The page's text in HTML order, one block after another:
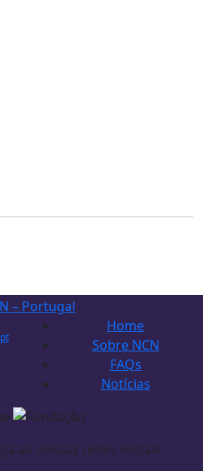
Home
Sobre NCN
FAQs
Notícias
as nossas redes sociais